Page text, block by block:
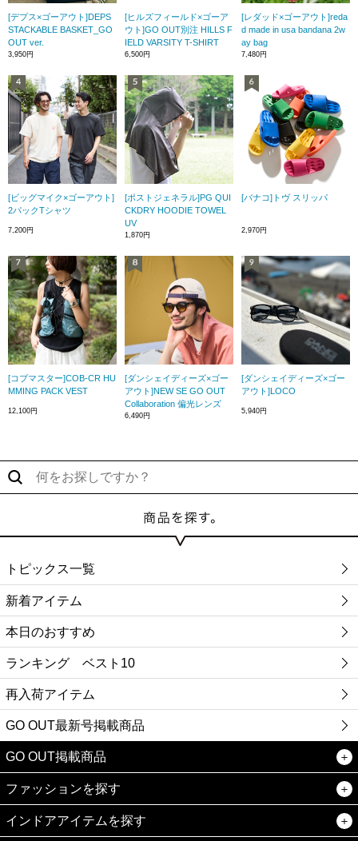
[デプス×ゴーアウト]DEPS
STACKABLE BASKET_GO
OUT ver.
3,950円
[ヒルズフィールド×ゴーア
ウト]GO OUT別注 HILLS F
IELD VARSITY T-SHIRT
6,500円
[レダッド×ゴーアウト]reda
d made in usa bandana 2w
ay bag
7,480円
[ビッグマイク×ゴーアウト]
2パックTシャツ
7,200円
[ポストジェネラル]PG QUI
CKDRY HOODIE TOWEL
UV
1,870円
[バナコ]トヴ スリッパ
2,970円
[コブマスター]COB-CR HU
MMING PACK VEST
12,100円
[ダンシェイディーズ×ゴー
アウト]NEW SE GO OUT
Collaboration 偏光レンズ
6,490円
[ダンシェイディーズ×ゴー
アウト]LOCO
5,940円
トピックス一覧
新着アイテム
本日のおすすめ
ランキング ベスト10
再入荷アイテム
GO OUT最新号掲載商品
GO OUT掲載商品
ファッションを探す
インドアアイテムを探す